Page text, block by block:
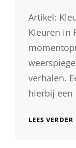
Artikel:
Kleuren in
verhalen.
hierbij een
LEES VERDER